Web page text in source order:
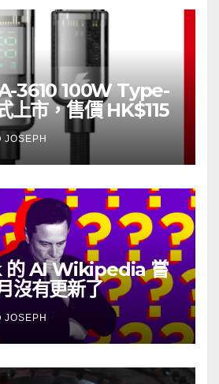
3610 100W Type-
上市，售價 HK$115
JOSEPH
AI Wikipedia 嘗
沒有更新了
JOSEPH